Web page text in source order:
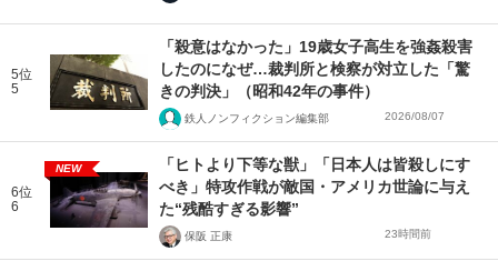
5位
5
「殺意はなかった」19歳女子高生を強姦殺害
したのになぜ…裁判所と検察が対立した「驚
きの判決」（昭和42年の事件）
鉄人ノンフィクション編集部 2026/08/07
6位
6
NEW
「ヒトより下等な獣」「日本人は皆殺しにす
べき」特攻作戦が敵国・アメリカ世論に与え
た“残酷すぎる影響”
保阪 正康 23時間前